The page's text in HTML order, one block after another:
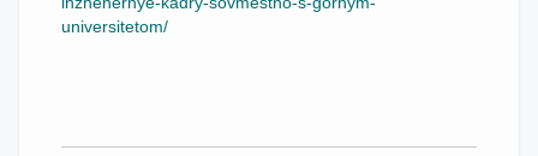
universitetom/